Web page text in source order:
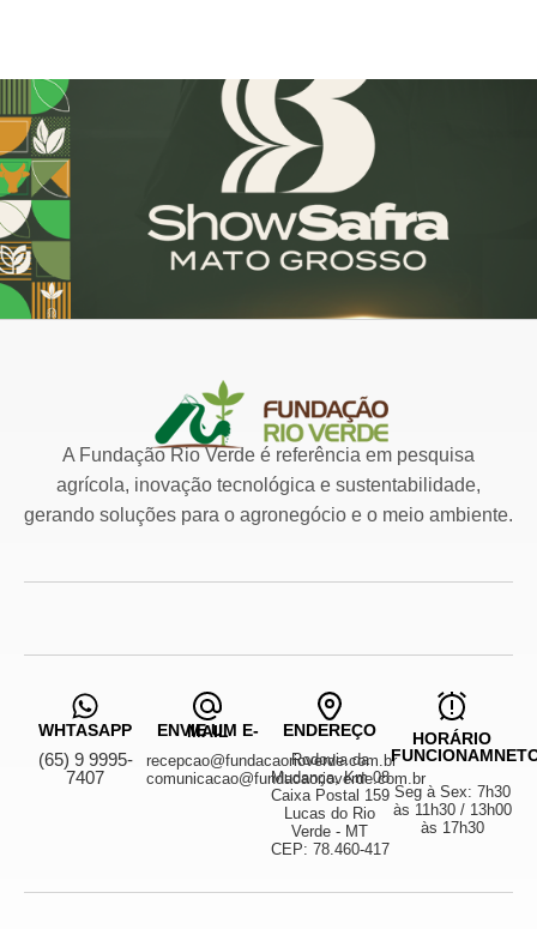
A Fundação Rio Verde é referência em pesquisa
agrícola, inovação tecnológica e sustentabilidade,
gerando soluções para o agronegócio e o meio ambiente.
WHTASAPP
(65) 9 9995-
7407
ENVIE UM E-MAIL
recepcao@fundacaorioverde.com.br
comunicacao@fundacaorioverde.com.br
ENDEREÇO
Rodovia da
Mudança, Km 08
Caixa Postal 159
Lucas do Rio
Verde - MT
CEP: 78.460-417
HORÁRIO
Seg à Sex: 7h30
às 11h30 / 13h00
às 17h30